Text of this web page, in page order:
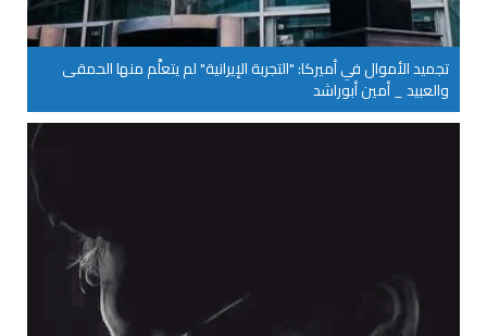
تجميد الأموال في أميركا: "التجربة الإيرانية" لم يتعلَّم منها الحمقى
والعبيد _ أمين أبوراشد